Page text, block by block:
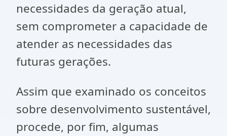
necessidades da geração atual,
sem comprometer a capacidade de
atender as necessidades das
futuras gerações.
Assim que examinado os conceitos
sobre desenvolvimento sustentável,
procede, por fim, algumas